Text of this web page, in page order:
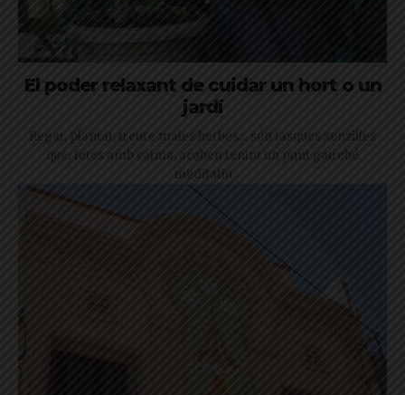
El poder relaxant de cuidar un hort o un
jardí
Regar, plantar, treure males herbes… són tasques senzilles
que, fetes amb calma, acaben tenint un punt gairebé
meditatiu